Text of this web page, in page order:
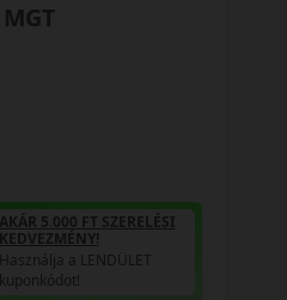
AKÁR 5.000 FT SZERELÉSI
KEDVEZMÉNY!
Használja a LENDÜLET
kuponkódot!